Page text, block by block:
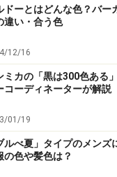
合う色・合わない
を引く強さ、美し
やすいですが、白が
ってしまうことも
アイボリーは、真
ます。主張しすぎな
、コーデ全体でまろ
ドーとはどんな色？バー
違い・合う色
12/16
ミカの「黒は300色ある
コーディネーターが解説
01/19
ルべ夏」タイプのメン
の色や髪色は？